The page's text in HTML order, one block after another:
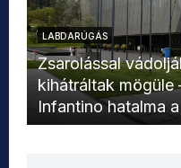
LABDARÚGÁS
Zsarolással
kihátráltak mögüle
Infantino hatalma